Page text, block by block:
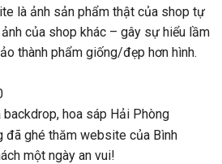
là ảnh sản phẩm thật của shop tự
của shop khác – gây sự hiểu lầm
thành phẩm giống/đẹp hơn hình.
backdrop, hoa sáp Hải Phòng
đã ghé thăm website của Bình
một ngày an vui!